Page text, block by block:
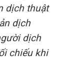
dịch thuật
dịch
dịch
chiếu khi